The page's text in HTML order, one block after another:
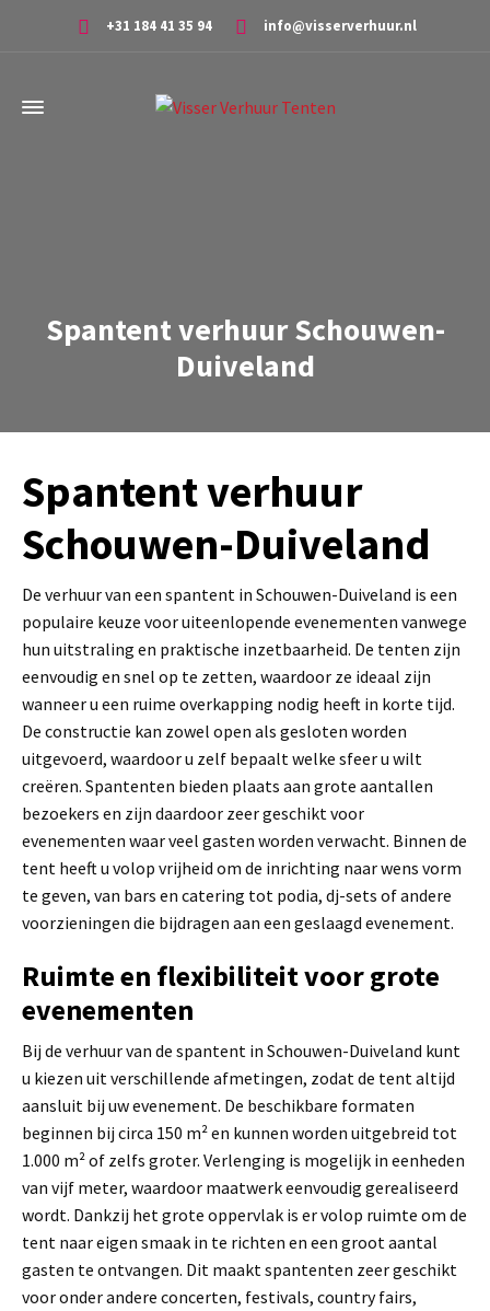
+31 184 41 35 94 info@visserverhuur.nl
Spantent verhuur Schouwen-
Duiveland
Spantent verhuur
Schouwen-Duiveland
De verhuur van een spantent in Schouwen-Duiveland is een
populaire keuze voor uiteenlopende evenementen vanwege
hun uitstraling en praktische inzetbaarheid. De tenten zijn
eenvoudig en snel op te zetten, waardoor ze ideaal zijn
wanneer u een ruime overkapping nodig heeft in korte tijd.
De constructie kan zowel open als gesloten worden
uitgevoerd, waardoor u zelf bepaalt welke sfeer u wilt
creëren. Spantenten bieden plaats aan grote aantallen
bezoekers en zijn daardoor zeer geschikt voor
evenementen waar veel gasten worden verwacht. Binnen de
tent heeft u volop vrijheid om de inrichting naar wens vorm
te geven, van bars en catering tot podia, dj-sets of andere
voorzieningen die bijdragen aan een geslaagd evenement.
Ruimte en flexibiliteit voor grote
evenementen
Bij de verhuur van de spantent in Schouwen-Duiveland kunt
u kiezen uit verschillende afmetingen, zodat de tent altijd
aansluit bij uw evenement. De beschikbare formaten
beginnen bij circa 150 m² en kunnen worden uitgebreid tot
1.000 m² of zelfs groter. Verlenging is mogelijk in eenheden
van vijf meter, waardoor maatwerk eenvoudig gerealiseerd
wordt. Dankzij het grote oppervlak is er volop ruimte om de
tent naar eigen smaak in te richten en een groot aantal
gasten te ontvangen. Dit maakt spantenten zeer geschikt
voor onder andere concerten, festivals, country fairs,